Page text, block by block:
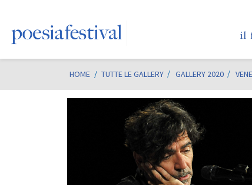
il
HOME / TUTTE LE GALLERY GALLERY 2020